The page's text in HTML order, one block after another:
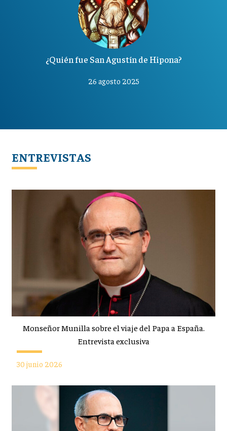
¿Quién fue San Agustín de Hipona?
26 agosto 2025
ENTREVISTAS
Monseñor Munilla sobre el viaje del Papa a España.
Entrevista exclusiva
30 junio 2026